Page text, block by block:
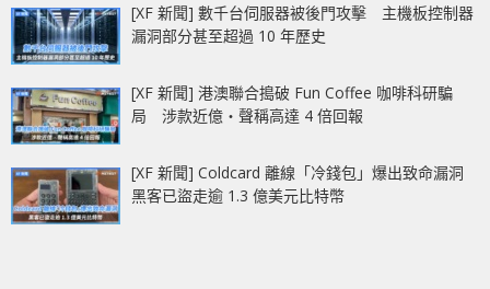
[XF 新聞] 數千台伺服器被後門攻擊 主機板控制器
漏洞部分甚至超過 10 年歷史
[XF 新聞] 港澳聯合搗破 Fun Coffee 咖啡科研騙
局 涉款近億‧聲稱高達 4 倍回報
[XF 新聞] Coldcard 離線「冷錢包」爆出致命漏洞
黑客已盜走逾 1.3 億美元比特幣